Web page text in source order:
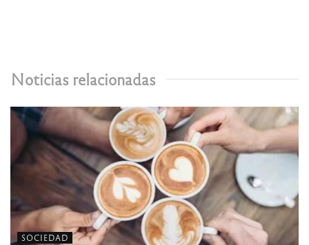
Noticias relacionadas
SOCIEDAD